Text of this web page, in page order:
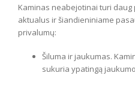
Kaminas neabejotinai turi
aktualus ir šiandieniniame
privalumų:
Šiluma ir jaukumas.
sukuria ypatingą